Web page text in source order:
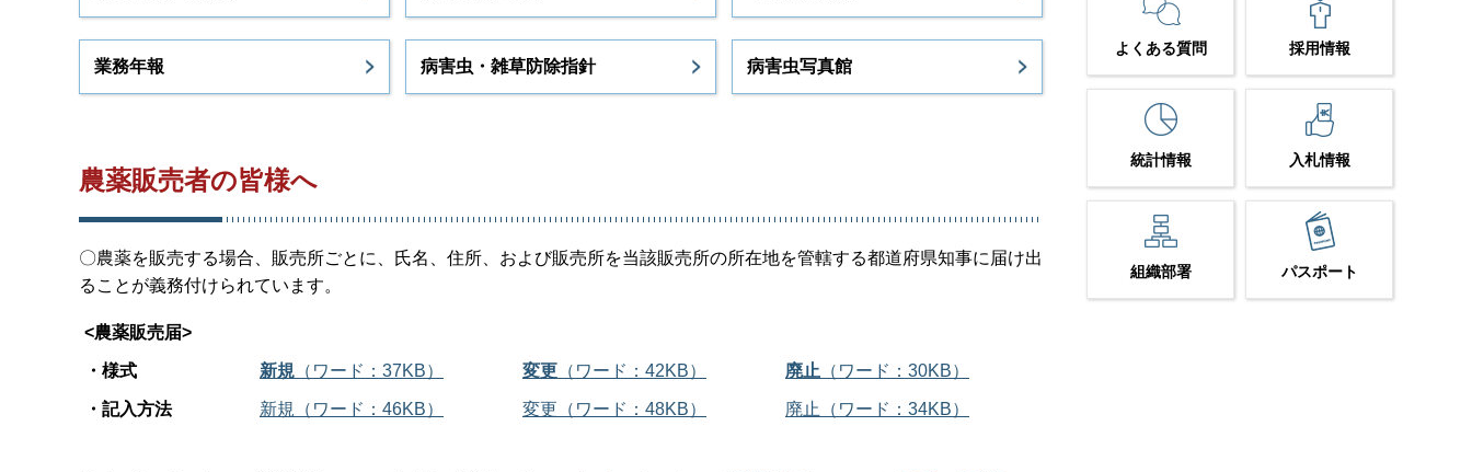
業務年報 病害虫・雑草防除指針 病害虫写真館
農薬販売者の皆様へ
〇農薬を販売する場合、販売所ごとに、氏名、住所、および販売所を当該販売所の所在地を管轄する都道府県知事に届け出
ることが義務付けられています。
<農薬販売届>
・様式 新規 （ワード：37KB） 変更 （ワード：42KB） 廃止 （ワード：30KB）
・記入方法 新規（ワード：46KB） 変更（ワード：48KB） 廃止（ワード：34KB）
よくある質問 採用情報
統計情報 入札情報
組織部署 パスポート